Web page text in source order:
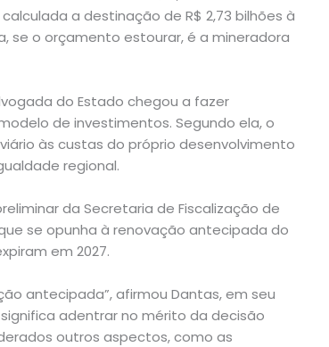
calculada a destinação de R$ 2,73 bilhões à
se o orçamento estourar, é a mineradora
do Estado chegou a fazer
de investimentos. Segundo ela, o
às custas do próprio desenvolvimento
regional.
da Secretaria de Fiscalização de
se opunha à renovação antecipada do
em 2027.
antecipada”, afirmou Dantas, em seu
adentrar no mérito da decisão
outros aspectos, como as